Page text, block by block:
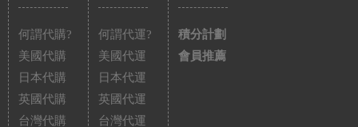
何謂代購?
美國代購
日本代購
英國代購
台灣代購
何謂代運?
美國代運
日本代運
英國代運
台灣代運
積分計劃
會員推薦